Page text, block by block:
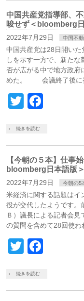
中国共産党指導部、
唆せず＜bloomberg
2022年7月29日 中国不
中国共産党は28日開い
しを示す一方で、新た
否が広がる中で地方政府
めた。 会議終了後に
Twitter
続きを読む
【今朝の５本】仕事
bloomberg日本語版
2022年7月29日 今朝の5
米経済に関する話題はイ
役が交代したようです。
Ｂ）議長による記者会
の質問を含めて28回使わ
Twitter
続きを読む